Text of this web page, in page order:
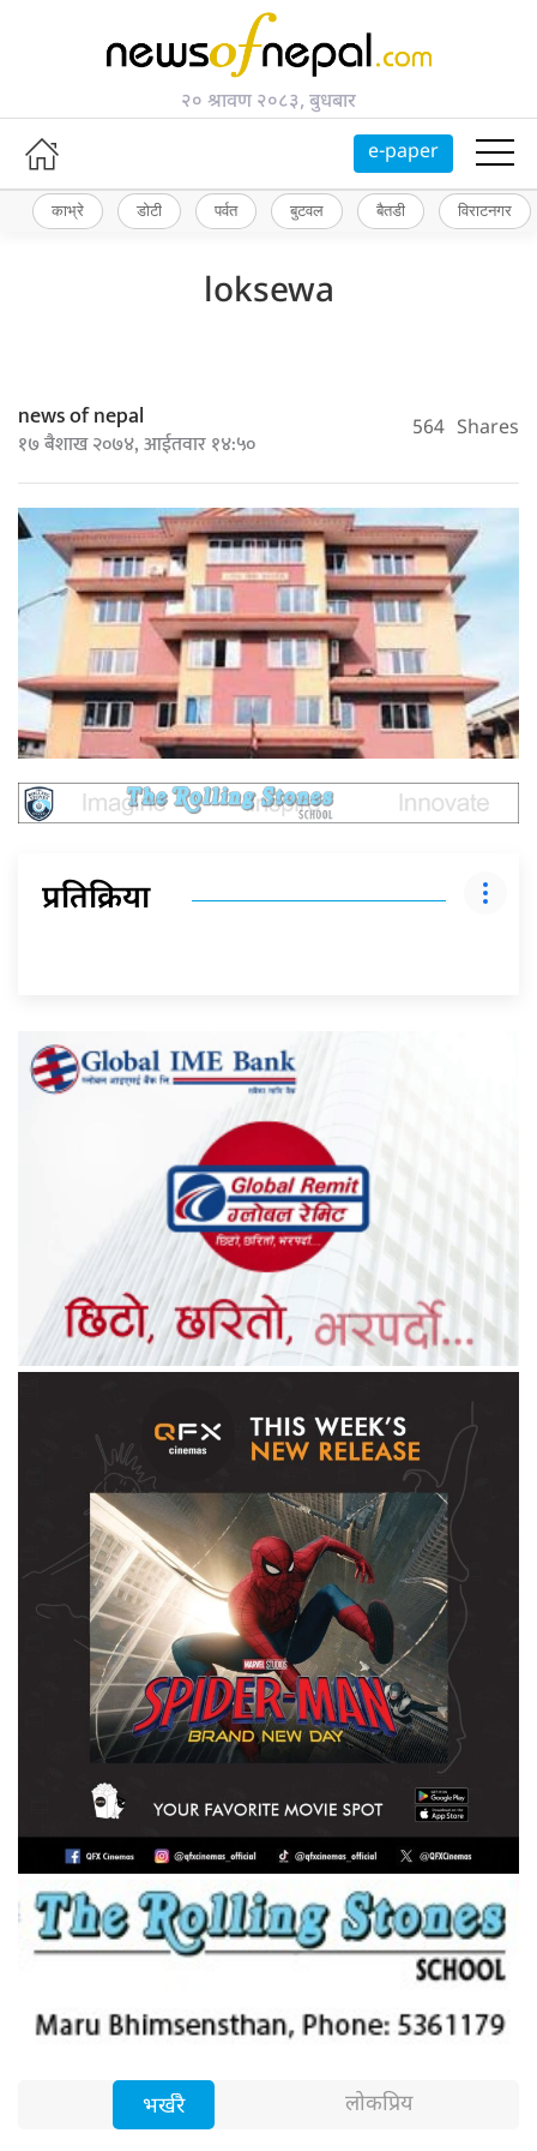
२० श्रावण २०८३, बुधबार
e-paper
काभ्रे डोटी पर्वत बुटवल बैतडी विराटनगर
loksewa
news of nepal
१७ बैशाख २०७४, आईतवार १४:५० 564 Shares
प्रतिक्रिया
भर्खरै लोकप्रिय